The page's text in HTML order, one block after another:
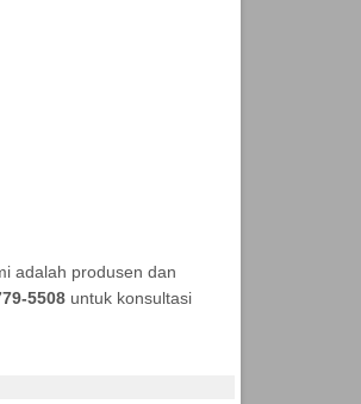
adalah produsen dan
5508untuk konsultasi